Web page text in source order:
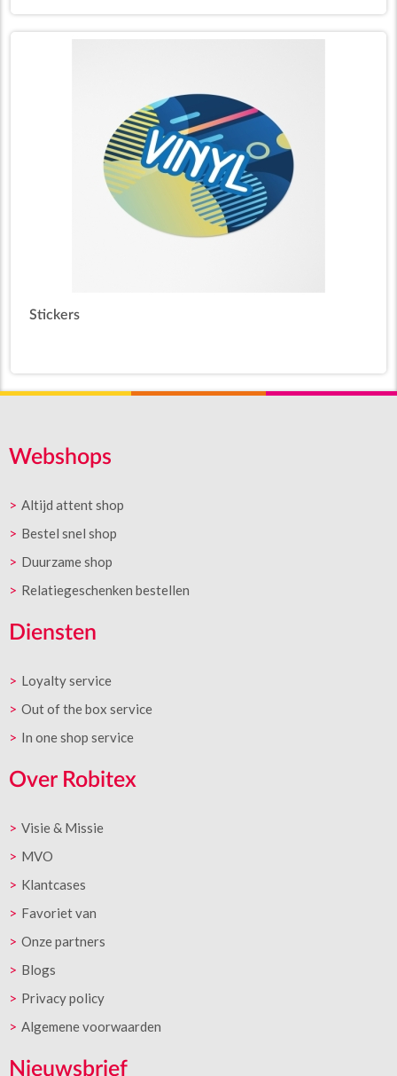
Stickers
Webshops
Altijd attent shop
Bestel snel shop
Duurzame shop
Relatiegeschenken bestellen
Diensten
Loyalty service
Out of the box service
In one shop service
Over Robitex
Visie & Missie
MVO
Klantcases
Favoriet van
Onze partners
Blogs
Privacy policy
Algemene voorwaarden
Nieuwsbrief